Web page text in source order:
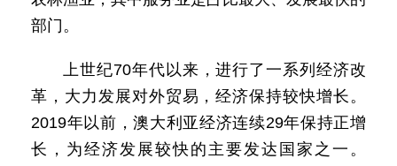
部门。
上世纪70年代以来，进行了一系列经济改
革，大力发展对外贸易，经济保持较快增长。
2019年以前，澳大利亚经济连续29年保持正增
长，为经济发展较快的主要发达国家之一。